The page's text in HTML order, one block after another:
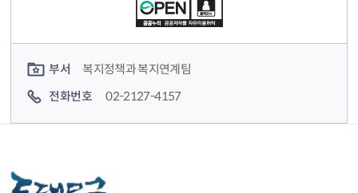
부서
복지정책과 복지연계팀
전화번호
02-2127-4157